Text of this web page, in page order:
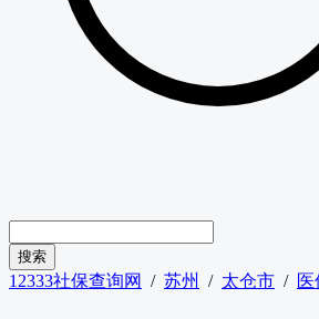
12333社保查询网 / 苏州 / 太仓市 /